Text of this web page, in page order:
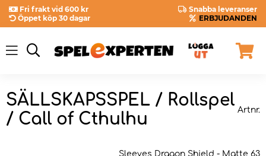
Fri frakt vid 600 kr
Snabba leveranser
Öppet köp 30 dagar
ERBJUDANDEN
SÄLLSKAPSSPEL / Rollspel
/ Call of Cthulhu
Artnr.
Sleeves Dragon Shield - Matte 63